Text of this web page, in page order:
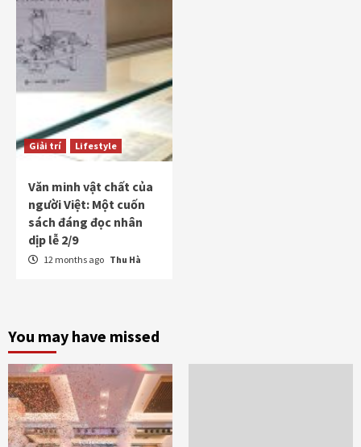
Giải trí Lifestyle
Văn minh vật chất của
người Việt: Một cuốn
sách đáng đọc nhân
dịp lễ 2/9
12 months ago Thu Hà
You may have missed